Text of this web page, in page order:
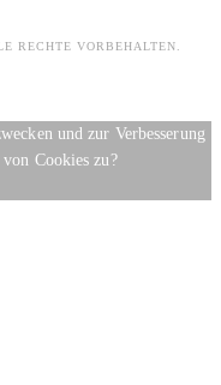
RECHTE VORBEHALTEN.
und zur Verbesserung
Cookies zu?